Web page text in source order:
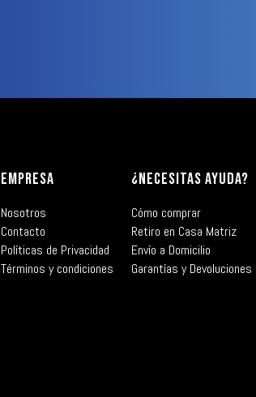
EMPRESA
Nosotros
Contacto
Políticas de Privacidad
Términos y condiciones
¿NECESITAS AYUDA?
Cómo comprar
Retiro en Casa Matriz
Envío a Domicilio
Garantías y Devoluciones